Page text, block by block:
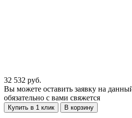
32 532 руб.
Вы можете оставить заявку на
обязательно с вами свяжется
Купить в 1 клик В корзину